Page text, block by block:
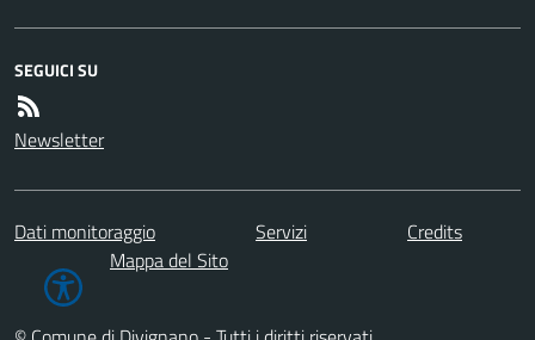
SEGUICI SU
Newsletter
Dati monitoraggio Servizi
Credits
Mappa del Sito